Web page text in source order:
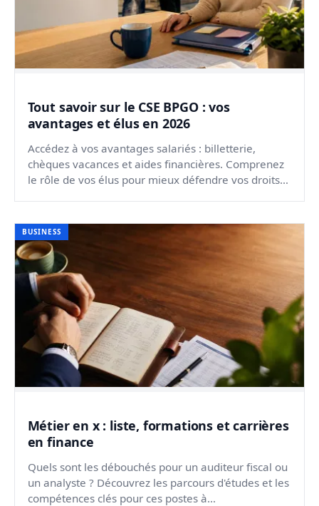
Tout savoir sur le CSE BPGO : vos
avantages et élus en 2026
Accédez à vos avantages salariés : billetterie,
chèques vacances et aides financières. Comprenez
le rôle de vos élus pour mieux défendre vos droits
BUSINESS
Métier en x : liste, formations et carrières
en finance
Quels sont les débouchés pour un auditeur fiscal ou
un analyste ? Découvrez les parcours d'études et les
compétences clés pour ces postes à